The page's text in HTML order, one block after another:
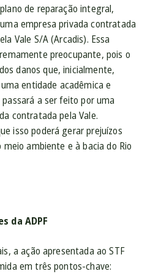
de reparação integral,
empresa privada contratada
Vale S/A (Arcadis). Essa
preocupante, pois o
danos que, inicialmente,
entidade acadêmica e
a ser feito por uma
contratada pela Vale.
isso poderá gerar prejuízos
meio ambiente e à bacia do Rio
da ADPF
a ação apresentada ao STF
em três pontos-chave: